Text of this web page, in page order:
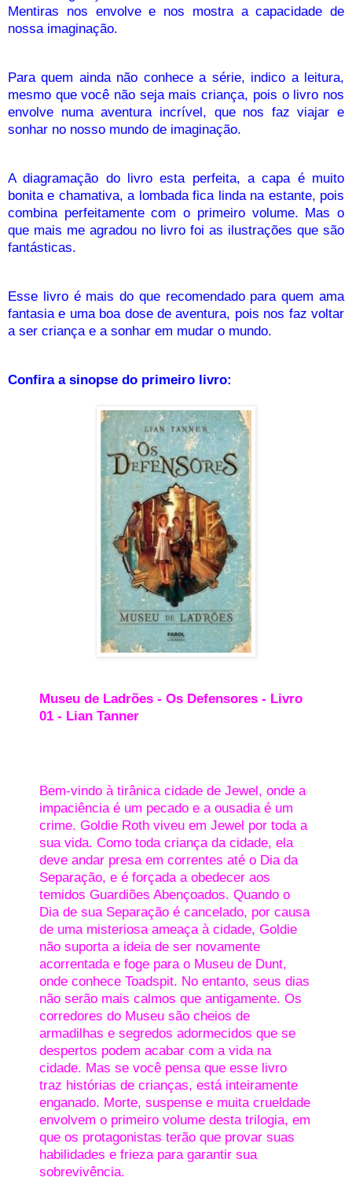
Mentiras nos envolve e nos mostra a capacidade de
nossa imaginação.
Para quem ainda não conhece a série, indico a leitura,
mesmo que você não seja mais criança, pois o livro nos
envolve numa aventura incrível, que nos faz viajar e
sonhar no nosso mundo de imaginação.
A diagramação do livro esta perfeita, a capa é muito
bonita e chamativa, a lombada fica linda na estante, pois
combina perfeitamente com o primeiro volume. Mas o
que mais me agradou no livro foi as ilustrações que são
fantásticas.
Esse livro é mais do que recomendado para quem ama
fantasia e uma boa dose de aventura, pois nos faz voltar
a ser criança e a sonhar em mudar o mundo.
Confira a sinopse do primeiro livro:
Museu de Ladrões - Os Defensores - Livro
01 - Lian Tanner
Bem-vindo à tirânica cidade de Jewel, onde a
impaciência é um pecado e a ousadia é um
crime. Goldie Roth viveu em Jewel por toda a
sua vida. Como toda criança da cidade, ela
deve andar presa em correntes até o Dia da
Separação, e é forçada a obedecer aos
temidos Guardiões Abençoados. Quando o
Dia de sua Separação é cancelado, por causa
de uma misteriosa ameaça à cidade, Goldie
não suporta a ideia de ser novamente
acorrentada e foge para o Museu de Dunt,
onde conhece Toadspit. No entanto, seus dias
não serão mais calmos que antigamente. Os
corredores do Museu são cheios de
armadilhas e segredos adormecidos que se
despertos podem acabar com a vida na
cidade. Mas se você pensa que esse livro
traz histórias de crianças, está inteiramente
enganado. Morte, suspense e muita crueldade
envolvem o primeiro volume desta trilogia, em
que os protagonistas terão que provar suas
habilidades e frieza para garantir sua
sobrevivência.